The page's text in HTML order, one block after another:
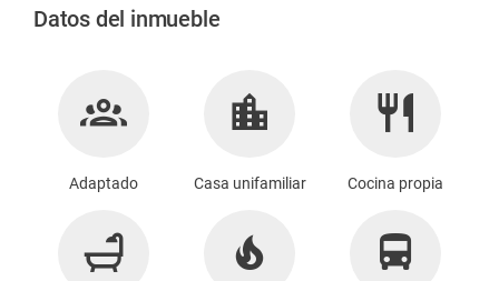
Datos del inmueble
Adaptado Casa unifamiliar Cocina propia